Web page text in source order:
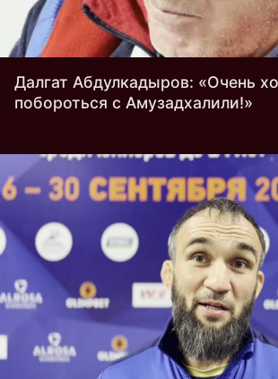
Далгат Абдулкадыров: «Очень
побороться с Амузадхалили!»